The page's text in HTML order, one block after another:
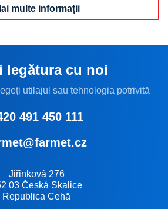
multe informații
legătura cu noi
utilajul sau tehnologia potrivită
491 450 111
Jiřinková 276
03 Česká Skalice
Republica Cehă